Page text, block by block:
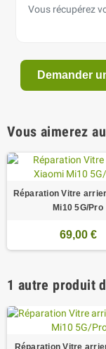
Vous récupérez
Demander
Vous aimerez
Réparation Vitre
Mi10 5G/Pro
69,00 €
1 autre produit
Réparation Vitre